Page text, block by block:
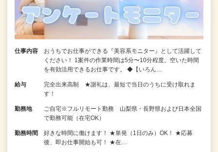
仕事内容
おうちでお仕事ができる『美容系モニター』として活躍して
ください！ 1案件の作業時間は5分〜10分程度。空いた時間
を有効活用できるお仕事です。 ◆【いろん…
給与
完全出来高制 ★謝礼は、最短で当日のうちに受け取れま
す！
勤務地
ご自宅※フルリモート勤務 山梨県・長野県および日本全国
で勤務可能（在宅OK）
勤務時間
好きな時間に働けます！ ★単発（1日のみ）OK！ ★応募
後、即お仕事開始も可！ ★在…